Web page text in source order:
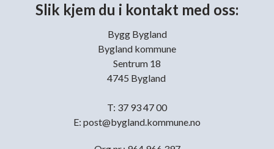
Slik kjem du i kontakt med oss:
Bygg Bygland
Bygland kommune
Sentrum 18
4745 Bygland
T: 37 93 47 00
E: post@bygland.kommune.no